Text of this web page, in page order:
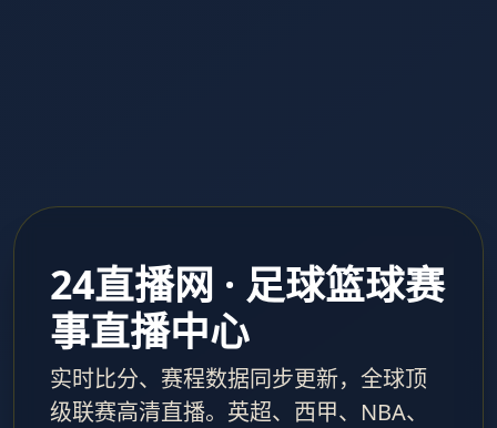
24直播网 · 足球篮球赛
事直播中心
实时比分、赛程数据同步更新，全球顶
级联赛高清直播。英超、西甲、NBA、